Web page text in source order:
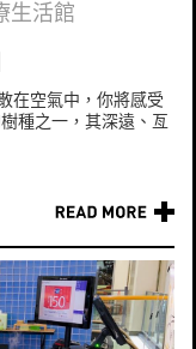
生活館
在空氣中，你將感受
種之一，其深遠、亙